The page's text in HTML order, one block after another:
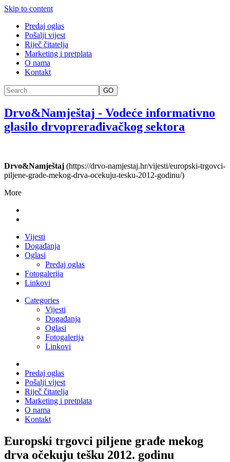
Skip to content
Predaj oglas
Pošalji vijest
Riječ čitatelja
Marketing i pretplata
O nama
Kontakt
GO
Drvo&Namještaj - Vodeće informativno
glasilo drvoprerađivačkog sektora
Drvo&Namještaj (https://drvo-namjestaj.hr/vijesti/europski-trgovci-
piljene-grade-mekog-drva-ocekuju-tesku-2012-godinu/)
More
Vijesti
Događanja
Oglasi
Predaj oglas
Fotogalerija
Linkovi
Categories
Vijesti
Događanja
Oglasi
Fotogalerija
Linkovi
Predaj oglas
Pošalji vijest
Riječ čitatelja
Marketing i pretplata
O nama
Kontakt
Europski trgovci piljene građe mekog
drva očekuju tešku 2012. godinu